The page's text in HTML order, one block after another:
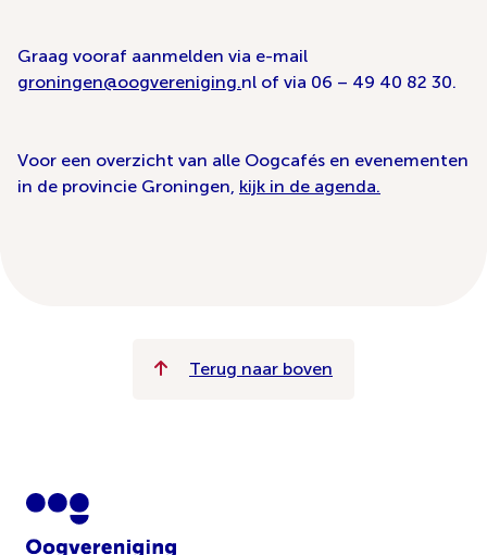
Graag vooraf aanmelden via e-mail
groningen@oogvereniging.nl of via 06 – 49 40 82 30.
Voor een overzicht van alle Oogcafés en evenementen
in de provincie Groningen, kijk in de agenda.
Terug naar boven